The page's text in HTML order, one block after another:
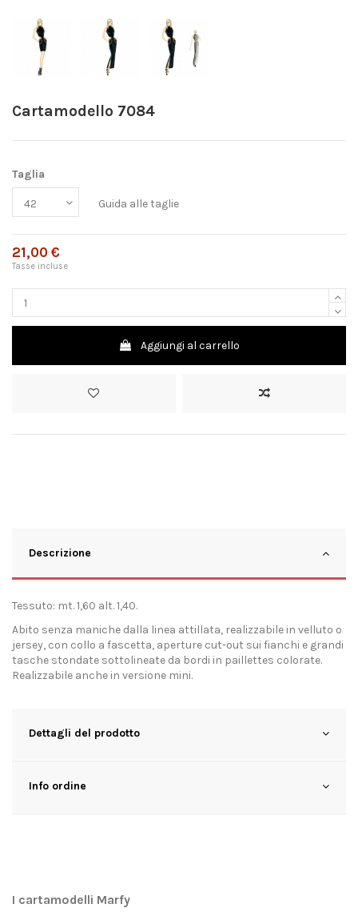
Cartamodello 7084
Taglia
Guida alle taglie
21,00 €
Tasse incluse
Aggiungi al carrello
Descrizione
Tessuto: mt. 1,60 alt. 1,40.
Abito senza maniche dalla linea attillata, realizzabile in velluto o
jersey, con collo a fascetta, aperture cut-out sui fianchi e grandi
tasche stondate sottolineate da bordi in paillettes colorate.
Realizzabile anche in versione mini.
Dettagli del prodotto
Info ordine
I cartamodelli Marfy